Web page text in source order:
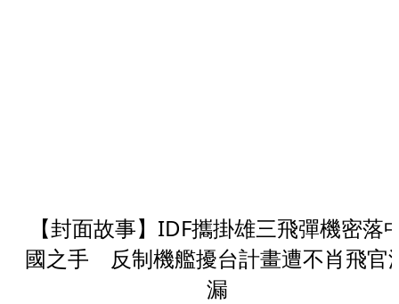
【封面故事】IDF攜掛雄三飛彈機密落
國之手 反制機艦擾台計畫遭不肖飛官
漏